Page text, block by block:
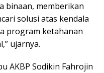
binaan, memberikan
solusi atas kendala
program ketahanan
ujarnya.
AKBP Sodikin Fahrojin